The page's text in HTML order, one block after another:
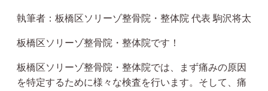
執筆者：板橋区ソリーゾ整骨院・整体院 代表 駒沢将太
板橋区ソリーゾ整骨院・整体院です！
板橋区ソリーゾ整骨院・整体院では、まず痛みの原因
を特定するために様々な検査を行います。そして、痛